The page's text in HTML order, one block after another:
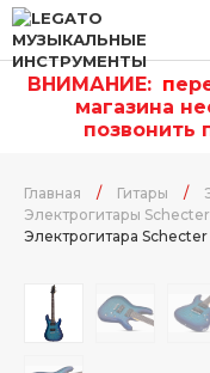
ВНИМАНИЕ: п
магазина
позвонить
Главная / Гитары /
Электрогитары Schecter
Электрогитара Schecter